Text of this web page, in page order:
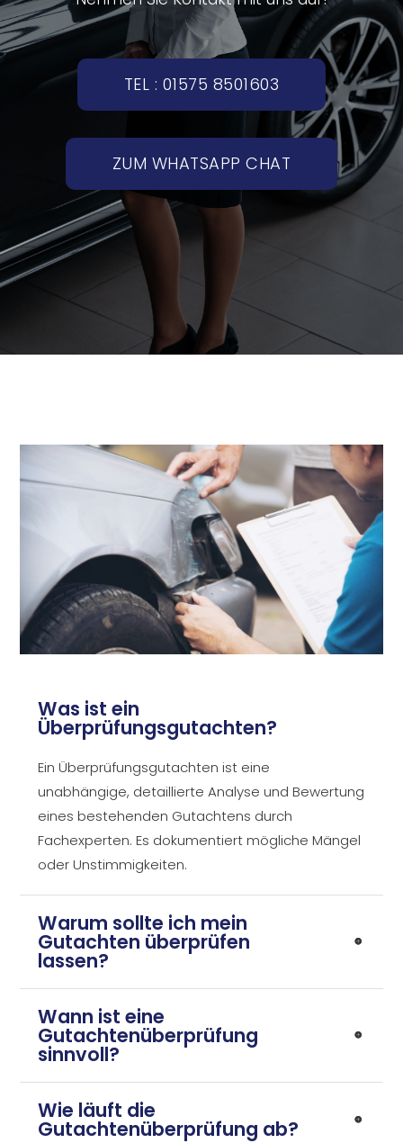
TEL : 01575 8501603
ZUM WHATSAPP CHAT
Was ist ein
Überprüfungsgutachten?
Ein Überprüfungsgutachten ist eine
unabhängige, detaillierte Analyse und Bewertung
eines bestehenden Gutachtens durch
Fachexperten. Es dokumentiert mögliche Mängel
oder Unstimmigkeiten.
Warum sollte ich mein
Gutachten überprüfen
lassen?
Wann ist eine
Gutachtenüberprüfung
sinnvoll?
Wie läuft die
Gutachtenüberprüfung ab?